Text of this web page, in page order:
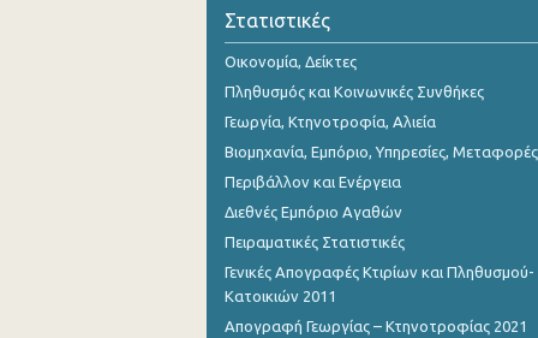
Οκτωβρίου 2023
Σεπτεμβρίου 2023
Αυγούστου 2023
Ιουνίου 2023
Απριλίου 2023
Στατιστικές
Οικονομία, Δείκτες
Πληθυσμός και Κοινωνικές Συνθήκες
Γεωργία, Κτηνοτροφία, Αλιεία
Βιομηχανία, Εμπόριο, Υπηρεσίες, Μεταφορές
Περιβάλλον και Ενέργεια
Διεθνές Εμπόριο Αγαθών
Πειραματικές Στατιστικές
Γενικές Απογραφές Κτιρίων και Πληθυσμού-
Κατοικιών 2011
Απογραφή Γεωργίας – Κτηνοτροφίας 2021